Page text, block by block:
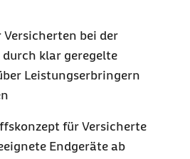
bei der
durch klar geregelte
Leistungserbringern
für Versicherte
Endgeräte ab